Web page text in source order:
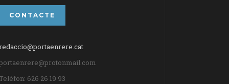
CONTACTE
Telèfon: 626 26 19 93